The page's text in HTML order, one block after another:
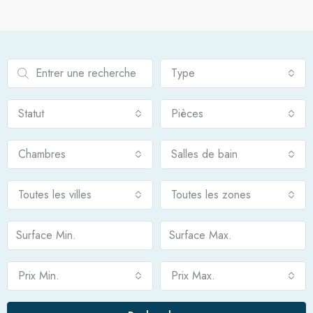
Type
Statut Pièces
Chambres Salles de bain
Toutes les villes Toutes les zones
Prix Min. Prix Max.